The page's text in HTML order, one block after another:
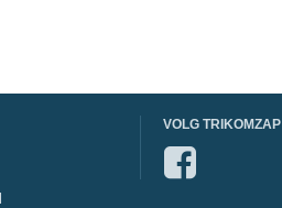
VOLG TRIKOMZAP